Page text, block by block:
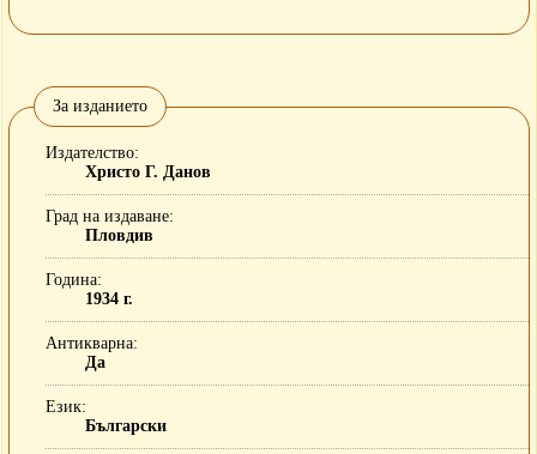
За изданието
Издателство
Христо Г. Данов
Град на издаване
Пловдив
Година
1934 г.
Антикварна
Да
Език
Български